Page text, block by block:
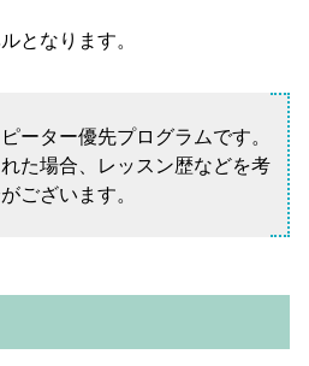
となります。
ーター優先プログラムです。
た場合、レッスン歴などを考
ございます。